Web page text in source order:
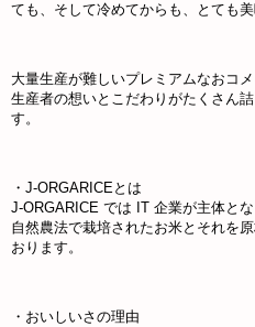
ても、そして冷めてからも、とても美
大量生産が難しいプレミアムなおコ
生産者の想いとこだわりがたくさん
す。
・J-ORGARICEとは
J-ORGARICE では IT 企業が主体と
自然農法で栽培されたお米とそれを
おります。
・おいしいさの理由